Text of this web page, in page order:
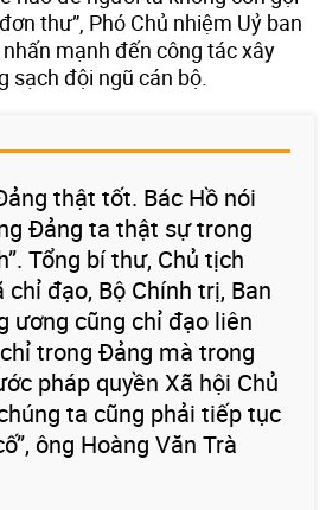
thư”, Phó Chủ nhiệm Uỷ ban
mạnh đến công tác xây
sạch đội ngũ cán bộ.
thật tốt. Bác Hồ nói
Đảng ta thật sự trong
Tổng bí thư, Chủ tịch
đạo, Bộ Chính trị, Ban
ương cũng chỉ đạo liên
trong Đảng mà trong
pháp quyền Xã hội Chủ
ta cũng phải tiếp tục
ông Hoàng Văn Trà